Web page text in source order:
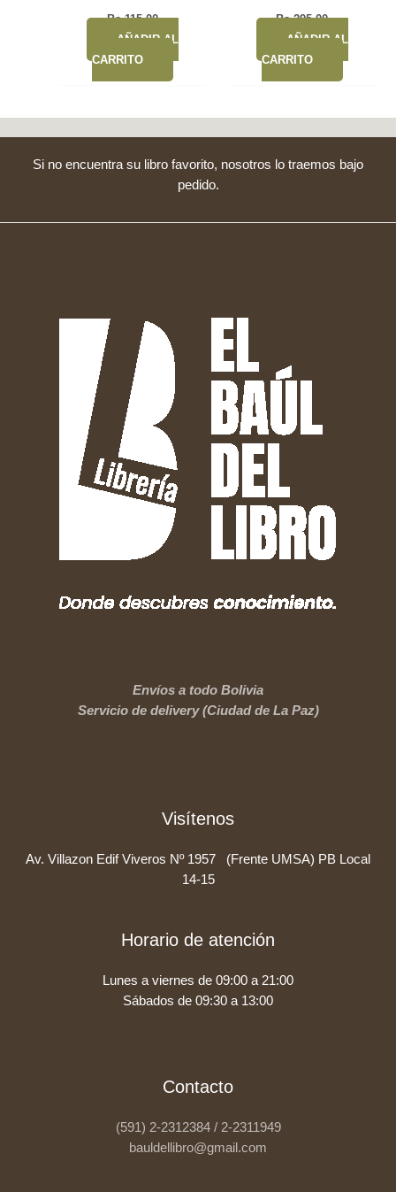
Bs.115,00
AÑADIR AL
CARRITO
Bs.295,00
AÑADIR AL
CARRITO
Si no encuentra su libro favorito, nosotros lo traemos bajo
pedido.
Envíos a todo Bolivia
Servicio de delivery (Ciudad de La Paz)
Visítenos
Av. Villazon Edif Viveros Nº 1957 (Frente UMSA) PB Local
14-15
Horario de atención
Lunes a viernes de 09:00 a 21:00
Sábados de 09:30 a 13:00
Contacto
(591) 2-2312384 / 2-2311949
bauldellibro@gmail.com